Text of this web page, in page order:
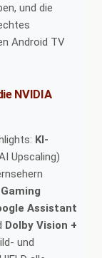
und die
Android TV
NVIDIA
KI-
Upscaling)
Assistant
Dolby Vision +
und